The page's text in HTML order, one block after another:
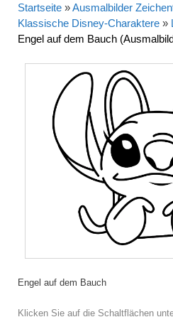
Startseite »Ausmalbilder
Klassische Disney-Charaktere »
Engel auf dem Bauch
Engel auf dem Bauch
Klicken Sie auf die Schaltflächen